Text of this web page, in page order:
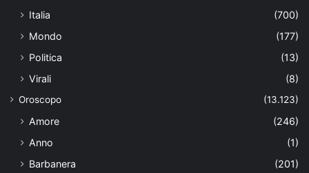
Italia
(700)
Mondo
(177)
Politica
(13)
Virali
(8)
Oroscopo (13.123)
Amore
(246)
Anno
(1)
Barbanera
(201)